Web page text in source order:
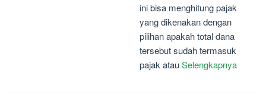
ini bisa menghitung pajak
yang dikenakan dengan
pilihan apakah total dana
tersebut sudah termasuk
pajak atauSelengkapnya